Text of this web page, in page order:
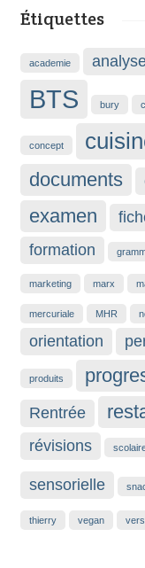
Étiquettes
academie
BTS bury
concept
documents
examen
formation
marketing marx
mercuriale MHR
orientation
produits
Rentrée
révisions
sensorielle
thierry vegan